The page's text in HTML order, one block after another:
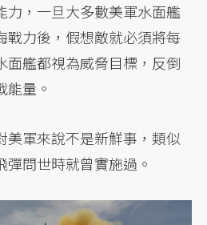
力，一旦大多數美軍水面艦
戰力後，假想敵就必須將每
面艦都視為威脅目標，反倒
能量。
美軍來說不是新鮮事，類似
問世時就曾實施過。